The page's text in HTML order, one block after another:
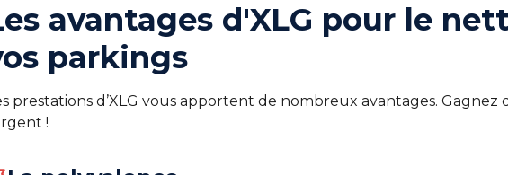
avantages d'XLG pour le
parkings
prestations d’XLG vous apportent de nombreux avantages. Gagnez
!